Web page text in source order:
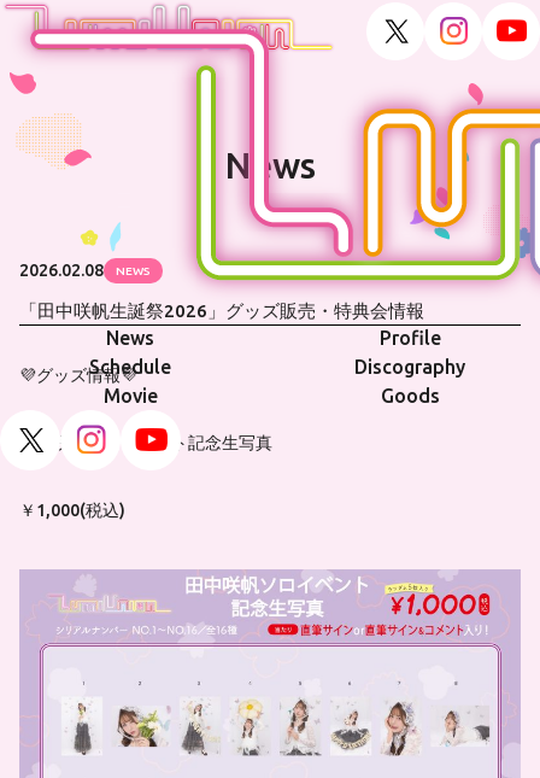
News
Profile
Schedule
Discography
Movie
Goods
News
2026.02.08 NEWS
「田中咲帆生誕祭2026」グッズ販売・特典会情報
💜グッズ情報💜
田中咲帆ソロイベント記念生写真
￥1,000(税込)